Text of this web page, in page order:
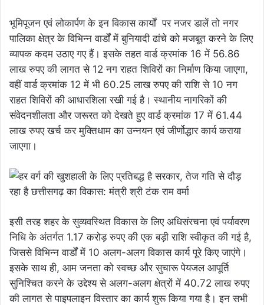
भूमिपूजन एवं लोकार्पण के इन विकास कार्यों पर नजर डालें तो नगर
पालिका क्षेत्र के विभिन्न वार्डों में बुनियादी ढांचे को मजबूत करने के लिए
व्यापक कदम उठाए गए हैं। इसके तहत वार्ड क्रमांक 16 में 56.86
लाख रुपए की लागत से 12 नग राहत शिविरों का निर्माण किया जाएगा,
वहीं वार्ड क्रमांक 12 में भी 60.25 लाख रुपए की राशि से 10 नग
राहत शिविरों की आधारशिला रखी गई है। स्थानीय नागरिकों की
संवेदनशीलता और जरूरत को देखते हुए वार्ड क्रमांक 17 में 61.44
लाख रुपए खर्च कर मुक्तिधाम का उन्नयन एवं जीर्णोद्धार कार्य कराया
जाएगा।
इसी तरह ​शहर के सुव्यवस्थित विकास के लिए अधिसंरचना एवं पर्यावरण
निधि के अंतर्गत 1.17 करोड़ रुपए की एक बड़ी राशि स्वीकृत की गई है,
जिससे विभिन्न वार्डों में 10 अलग-अलग विकास कार्य पूरे किए जाएंगे।
इसके साथ ही, आम जनता को स्वच्छ और सुचारू पेयजल आपूर्ति
सुनिश्चित करने के उद्देश्य से अलग-अलग क्षेत्रों में 40.72 लाख रुपए
की लागत से पाइपलाइन विस्तार का कार्य शुरू किया गया है। इन सभी